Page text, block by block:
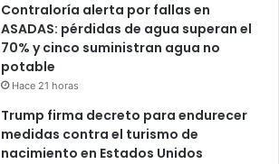
Contraloría alerta por fallas en
ASADAS: pérdidas de agua superan el
70% y cinco suministran agua no
potable
Hace 21 horas
Trump firma decreto para endurecer
medidas contra el turismo de
nacimiento en Estados Unidos